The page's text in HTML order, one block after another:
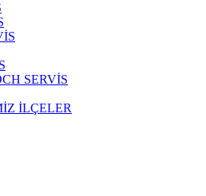
SERVİS
İLÇELER